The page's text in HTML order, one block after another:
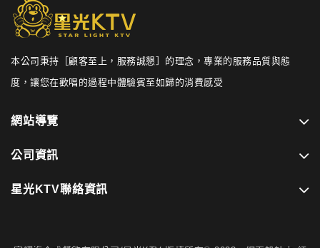
本公司秉持［顧客至上，服務誠懇］的理念，專業的服務品質與態
度，讓您在歡唱的過程中體驗賓至如歸的消費感受
網站導覽
公司資訊
星光KTV聯絡資訊